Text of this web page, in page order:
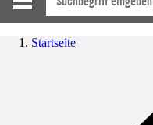
Startseite